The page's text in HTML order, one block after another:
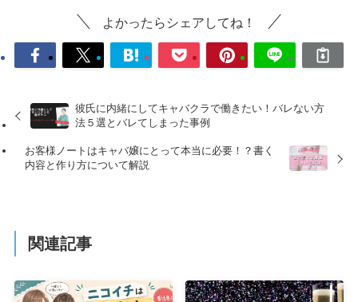
よかったらシェアしてね！
彼氏に内緒にしてキャバクラで働きたい！バレない方
法５選とバレてしまった事例
お客様ノートはキャバ嬢にとって本当に必要！？書く
内容と作り方について解説
関連記事